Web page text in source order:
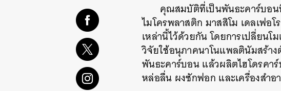
คุณสมบัติที่เป็นพันธะคาร์บอน
ไมโครพลาสติก มาสสิโม เดลเฟอโร
เหล่านี้ไว้ด้วยกันโดยการเปลี่ยน
วิจัยใช้อนุภาคนาโนแพลตินัมสร้าง
พันธะคาร์บอนแล้วผลิตไฮโดรคา
หล่อลื่น ผงซักฟอก และเครื่องสำอ